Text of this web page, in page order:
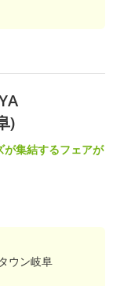
)
が集結するフェアが
ウン岐阜